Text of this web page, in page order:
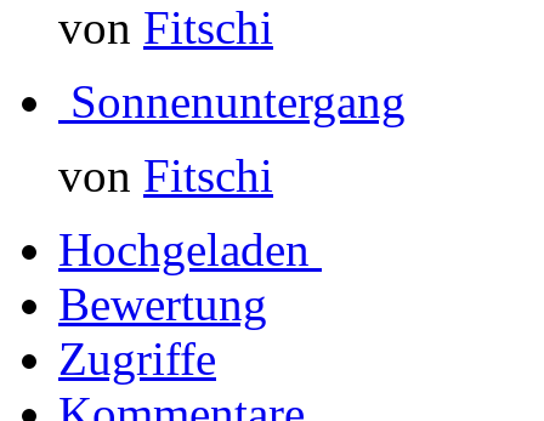
von Fitschi
Sonnenuntergang
von Fitschi
Hochgeladen
Bewertung
Zugriffe